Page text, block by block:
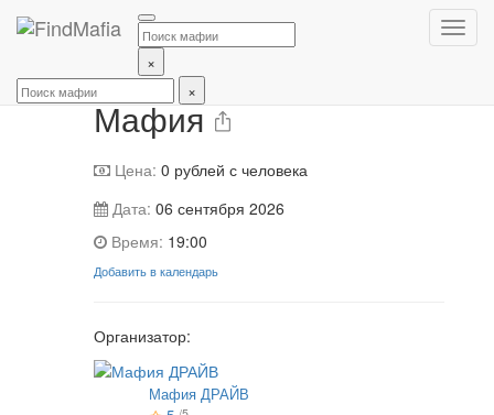
×
×
Регистрация
Мафия
Цена: 0 рублей с человека
Дата: 06 сентября 2026
Время: 19:00
Добавить в календарь
Организатор:
Мафия ДРАЙВ